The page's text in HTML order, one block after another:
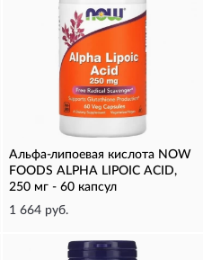
Альфа-липоевая кислота NOW
FOODS ALPHA LIPOIC ACID,
250 мг - 60 капсул
1 664 руб.